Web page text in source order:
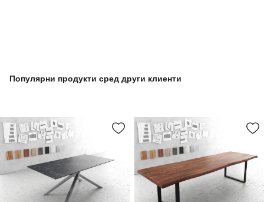
Популярни продукти сред други клиенти